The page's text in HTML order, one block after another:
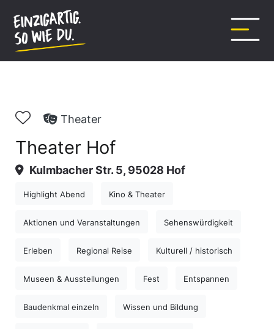
springen
Theater
Theater Hof
Kulmbacher Str. 5, 95028 Hof
Highlight Abend Kino & Theater
Aktionen und Veranstaltungen Sehenswürdigkeit
Erleben Regional Reise Kulturell / historisch
Museen & Ausstellungen Fest Entspannen
Baudenkmal einzeln Wissen und Bildung